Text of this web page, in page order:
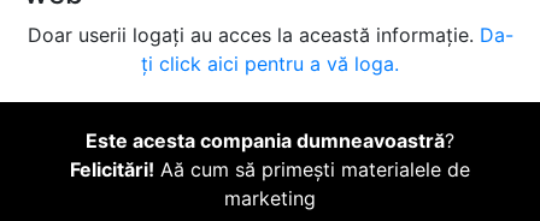
Doar userii logați au acces la această informație. Da-
ți click aici pentru a vă loga.
Este acesta compania dumneavoastră?
Felicitări! Aă cum să primești materialele de
marketing